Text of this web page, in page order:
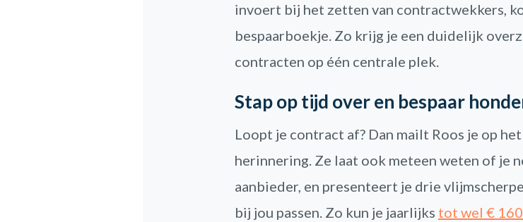
invoert bij het zetten van contractwekkers,
bespaarboekje. Zo krijg je een duidelijk
contracten op één centrale plek.
Stap op tijd over en bespaar
Loopt je contract af? Dan mailt Roos je op
herinnering. Ze laat ook meteen weten of je
aanbieder, en presenteert je drie
bij jou passen. Zo kun je jaarlijks tot wel €